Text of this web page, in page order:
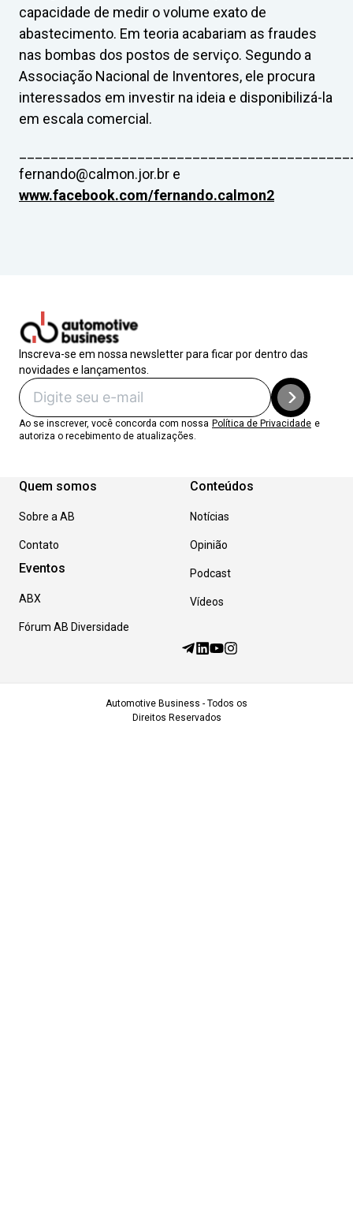
capacidade de medir o volume exato de
abastecimento. Em teoria acabariam as fraudes
nas bombas dos postos de serviço. Segundo a
Associação Nacional de Inventores, ele procura
interessados em investir na ideia e disponibilizá-la
em escala comercial.
fernando@calmon.jor.br e
www.facebook.com/fernando.calmon2
Inscreva-se em nossa newsletter para ficar por dentro das
novidades e lançamentos.
Ao se inscrever, você concorda com nossa Política de Privacidade e
autoriza o recebimento de atualizações.
Quem somos
Sobre a AB
Contato
Eventos
ABX
Fórum AB Diversidade
Conteúdos
Notícias
Opinião
Podcast
Vídeos
Automotive Business - Todos os
Direitos Reservados